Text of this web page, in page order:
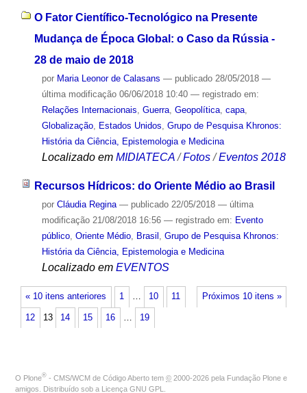
O Fator Científico-Tecnológico na Presente
Mudança de Época Global: o Caso da Rússia -
28 de maio de 2018
por Maria Leonor de Calasans — publicado28/05/2018 —
última modificação06/06/2018 10:40 — registrado em:
Relações Internacionais Guerra, Geopolítica, capa,
Globalização, Estados Unidos Grupo de Pesquisa Khronos:
História da Ciência, Epistemologia e Medicina
Localizado em MIDIATECA /Fotos /Eventos 2018
Recursos Hídricos: do Oriente Médio ao Brasil
por Cláudia Regina — publicado22/05/2018 — última
modificação21/08/2018 16:56 — registrado em: Evento
público, Oriente Médio, Brasil , Grupo de Pesquisa Khronos:
História da Ciência, Epistemologia e Medicina
Localizado em EVENTOS
« 10 itens anteriores Próximos 10 itens »
1 … 10 11
12 13 14 15 16 … 19
O Plone® - CMS/WCM de Código Aberto tem © 2000-2026 pela Fundação Plone e
amigos. Distribuído sob a Licença GNU GPL